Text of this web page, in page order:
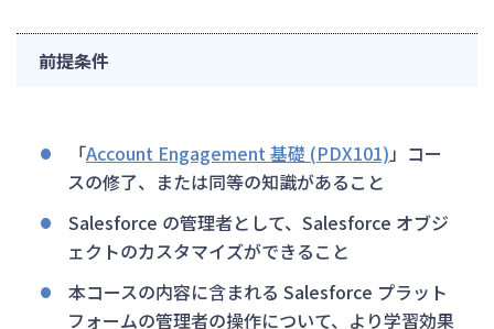
前提条件
「Account Engagement 基礎 (PDX101)」コー
スの修了、または同等の知識があること
Salesforce の管理者として、Salesforce オブジ
ェクトのカスタマイズができること
本コースの内容に含まれる Salesforce プラット
フォームの管理者の操作について、より学習効果